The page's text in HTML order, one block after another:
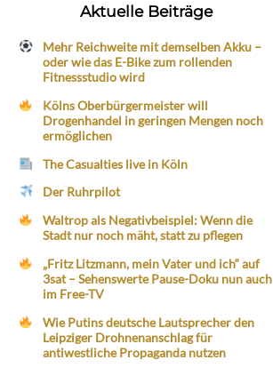
Aktuelle Beiträge
Mehr Reichweite mit demselben Akku –
oder wie das E-Bike zum rollenden
Fitnessstudio wird
Kölns Oberbürgermeister will
Drogenhandel in geringen Mengen noch
ermöglichen
The Casualties live in Köln
Der Ruhrpilot
Waltrop als Negativbeispiel: Wenn die
Stadt nur noch mäht, statt zu pflegen
„Fritz Litzmann, mein Vater und ich“ auf
3sat – Sehenswerte Pause-Doku nun auch
im Free-TV
Wie Putins deutsche Lautsprecher den
Leipziger Drohnenanschlag für
antiwestliche Propaganda nutzen